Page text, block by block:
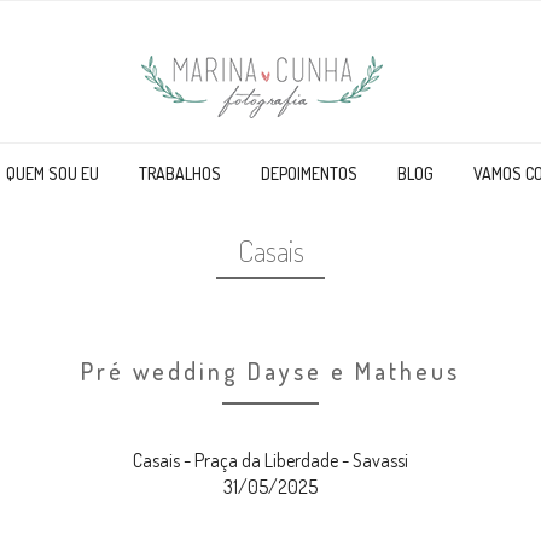
QUEM SOU EU TRABALHOS DEPOIMENTOS BLOG VAMOS
Casais
Pré wedding Dayse e Matheus
Casais - Praça da Liberdade - Savassi
31/05/2025